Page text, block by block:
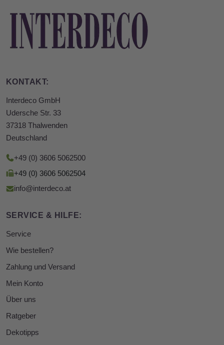
KONTAKT:
Interdeco GmbH
Udersche Str. 33
37318 Thalwenden
Deutschland
+49 (0) 3606 5062500
+49 (0) 3606 5062504
info@interdeco.at
SERVICE & HILFE:
Service
Wie bestellen?
Zahlung und Versand
Mein Konto
Über uns
Ratgeber
Dekotipps